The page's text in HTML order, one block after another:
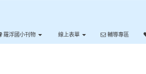
羅浮國小刊物 線上表單 輔導專區